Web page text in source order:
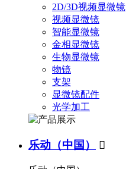
2D/3D视频显微镜
视频显微镜
智能显微镜
金相显微镜
生物显微镜
物镜
支架
显微镜配件
光学加工
乐动（中国） 